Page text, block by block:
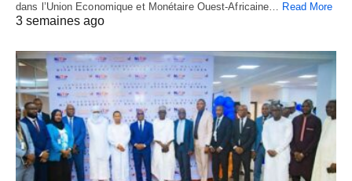
dans l’Union Economique et Monétaire Ouest-Africaine… Read More
3 semaines ago